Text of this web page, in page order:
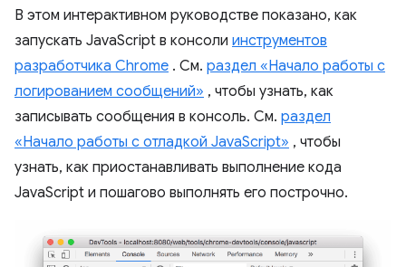
В этом интерактивном руководстве показано, как
запускать JavaScript в консоли инструментов
разработчика Chrome . См. раздел «Начало работы с
логированием сообщений» , чтобы узнать, как
записывать сообщения в консоль. См. раздел
«Начало работы с отладкой JavaScript» , чтобы
узнать, как приостанавливать выполнение кода
JavaScript и пошагово выполнять его построчно.